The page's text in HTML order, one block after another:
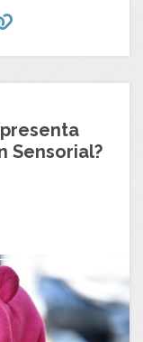
Sensorial?